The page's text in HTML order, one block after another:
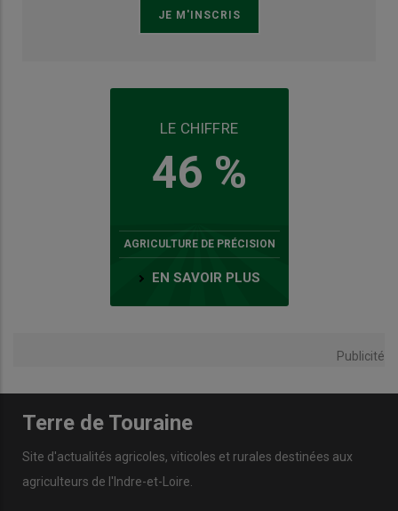
LE CHIFFRE
46 %
AGRICULTURE DE PRÉCISION
EN SAVOIR PLUS
Publicité
Terre de Touraine
Site d'actualités agricoles, viticoles et rurales destinées aux
agriculteurs de l'Indre-et-Loire.